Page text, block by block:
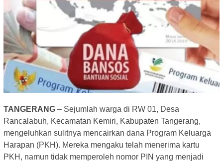
TANGERANG – Sejumlah warga di RW 01, Desa
Rancalabuh, Kecamatan Kemiri, Kabupaten Tangerang,
mengeluhkan sulitnya mencairkan dana Program Keluarga
Harapan (PKH). Mereka mengaku telah menerima kartu
PKH, namun tidak memperoleh nomor PIN yang menjadi